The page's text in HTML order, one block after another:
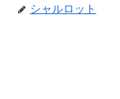
シャルロット